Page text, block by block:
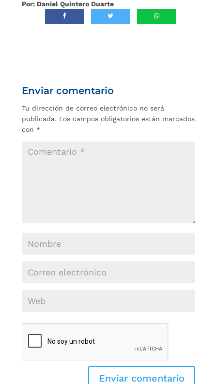
Por: Daniel Quintero Duarte
Enviar comentario
Tu dirección de correo electrónico no será
publicada. Los campos obligatorios están marcados
con *